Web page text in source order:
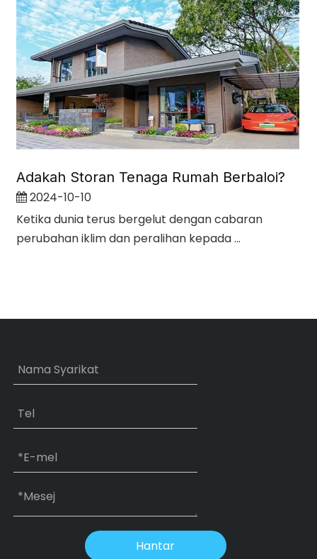
Adakah Storan Tenaga Rumah Berbaloi?
2024-10-10
Ketika dunia terus bergelut dengan cabaran
perubahan iklim dan peralihan kepada ...
Hantar